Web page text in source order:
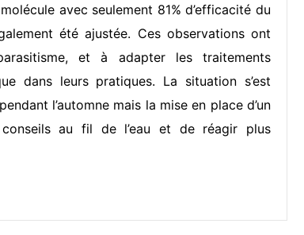
avec seulement 81% d’efficacité du
été ajustée. Ces observations ont
et à adapter les traitements
dans leurs pratiques. La situation s’est
l’automne mais la mise en place d’un
au fil de l’eau et de réagir plus